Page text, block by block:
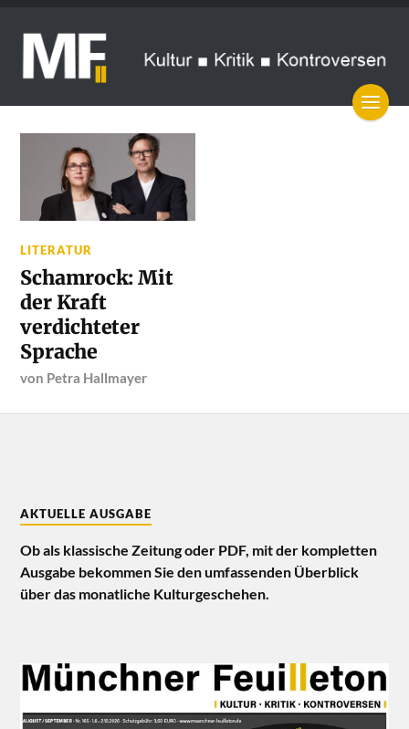
LITERATUR
Schamrock: Mit
der Kraft
verdichteter
Sprache
von Petra Hallmayer
AKTUELLE AUSGABE
Ob als klassische Zeitung oder PDF, mit der kompletten
Ausgabe bekommen Sie den umfassenden Überblick
über das monatliche Kulturgeschehen.